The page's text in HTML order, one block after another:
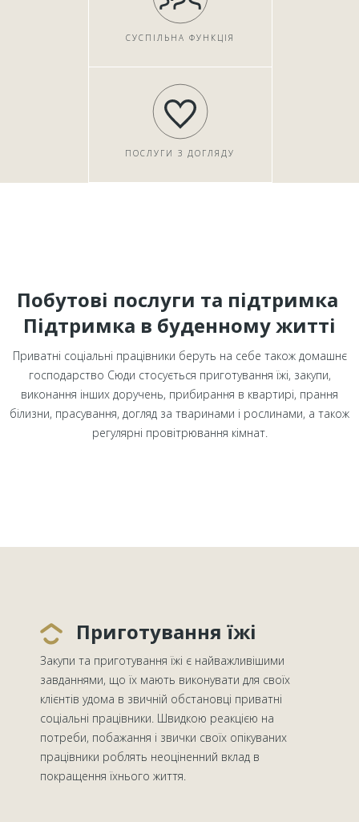
СУСПІЛЬНА ФУНКЦІЯ
ПОСЛУГИ З ДОГЛЯДУ
Побутові послуги та підтримка
Підтримка в буденному житті
Приватні соціальні працівники беруть на себе також домашнє
господарство Сюди стосується приготування їжі, закупи,
виконання інших доручень, прибирання в квартирі, прання
білизни, прасування, догляд за тваринами і рослинами, а також
регулярні провітрювання кімнат.
Приготування їжі
Закупи та приготування їжі є найважливішими
завданнями, що їх мають виконувати для своїх
клієнтів удома в звичній обстановці приватні
соціальні працівники. Швидкою реакцією на
потреби, побажання і звички своїх опікуваних
працівники роблять неоціненний вклад в
покращення їхнього життя.